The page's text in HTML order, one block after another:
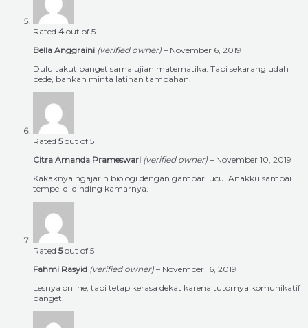
Rated 4 out of 5
Bella Anggraini (verified owner) – November 6, 2019
Dulu takut banget sama ujian matematika. Tapi sekarang udah
pede, bahkan minta latihan tambahan.
Rated 5out of 5
Citra Amanda Prameswari (verified owner) – November 10, 2019
Kakaknya ngajarin biologi dengan gambar lucu. Anakku sampai
tempel di dinding kamarnya.
Rated 5out of 5
Fahmi Rasyid (verified owner) – November 16, 2019
Lesnya online, tapi tetap kerasa dekat karena tutornya komunikatif
banget.